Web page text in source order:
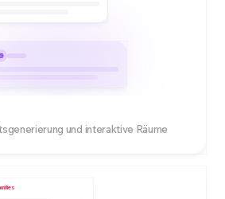
und interaktive Räume